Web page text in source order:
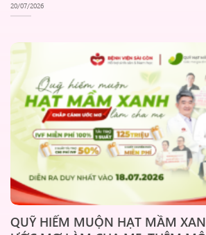
20/07/2026
QUỸ HIẾM MUỘN HẠT MẦM